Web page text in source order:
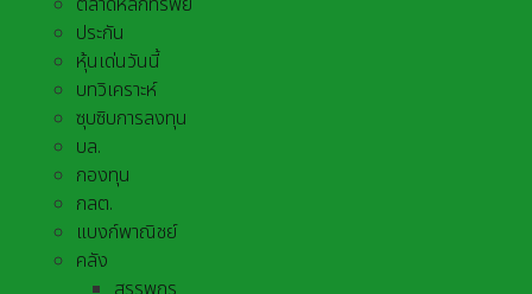
ประกัน
หุ้นเด่นวันนี้
บทวิเคราะห์
ซุบซิบการลงทุน
บล.
กองทุน
กลต.
แบงก์พาณิชย์
คลัง